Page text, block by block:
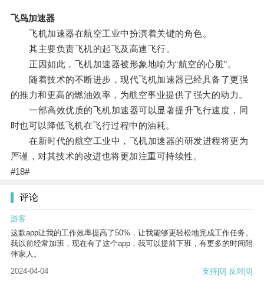
飞鸟加速器
飞机加速器在航空工业中扮演着关键的角色。
其主要负责飞机的起飞及高速飞行。
正因如此，飞机加速器被形象地喻为“航空的心脏”。
随着技术的不断进步，现代飞机加速器已经具备了更强
的推力和更高的燃油效率，为航空事业提供了强大的动力。
一部高效优质的飞机加速器可以显著提升飞行速度，同
时也可以降低飞机在飞行过程中的油耗。
在新时代的航空工业中，飞机加速器的研发进程将更为
严谨，对其技术的改进也将更加注重可持续性。
#18#
评论
游客
这款app让我的工作效率提高了50%，让我能够更轻松地完成工作任务。
我以前经常加班，现在有了这个app，我可以提前下班，有更多的时间陪
伴家人。
2024-04-04
支持[0] 反对[0]